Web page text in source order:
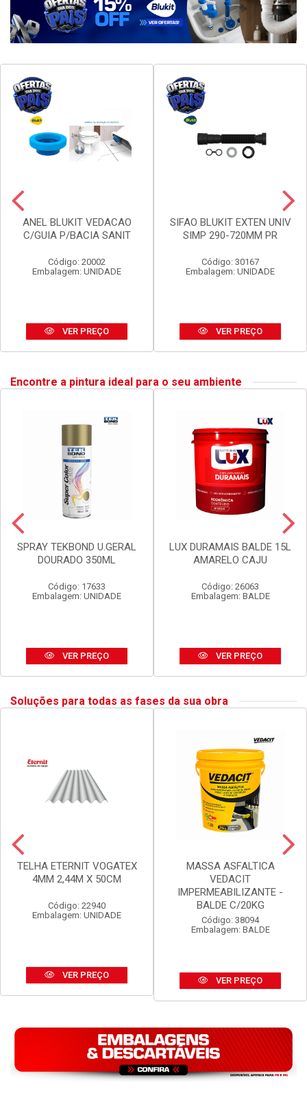
ANEL BLUKIT VEDACAO
C/GUIA P/BACIA SANIT
Código: 20002
Embalagem: UNIDADE
VER PREÇO
SIFAO BLUKIT EXTEN UNIV
SIMP 290-720MM PR
Código: 30167
Embalagem: UNIDADE
VER PREÇO
Encontre a pintura ideal para o seu ambiente
SPRAY TEKBOND U.GERAL
DOURADO 350ML
Código: 17633
Embalagem: UNIDADE
VER PREÇO
LUX DURAMAIS BALDE 15L
AMARELO CAJU
Código: 26063
Embalagem: BALDE
VER PREÇO
Soluções para todas as fases da sua obra
TELHA ETERNIT VOGATEX
4MM 2,44M X 50CM
Código: 22940
Embalagem: UNIDADE
VER PREÇO
MASSA ASFALTICA
VEDACIT
IMPERMEABILIZANTE -
BALDE C/20KG
Código: 38094
Embalagem: BALDE
VER PREÇO